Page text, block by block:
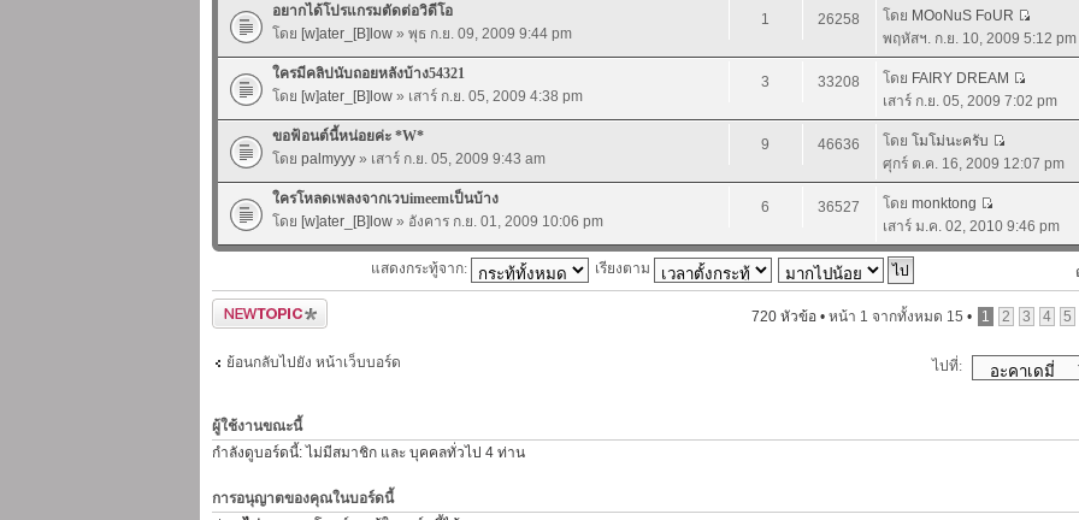
อยากได้โปรแกรมตัดต่อวิดีโอ
โดย [w]ater_[B]low » พุธ ก.ย. 09, 2009 9:44 pm
1 26258 โดย MOoNuS FoUR
พฤหัสฯ. ก.ย. 10, 2009 5:12 pm
ใครมีคลิปนับถอยหลังบ้าง54321
โดย [w]ater_[B]low » เสาร์ ก.ย. 05, 2009 4:38 pm
3 33208 โดย FAIRY DREAM
เสาร์ ก.ย. 05, 2009 7:02 pm
ขอฟ้อนต์นี้หน่อยค่ะ *W*
โดย palmyyy » เสาร์ ก.ย. 05, 2009 9:43 am
9 46636 โดย โมโม่นะครับ
ศุกร์ ต.ค. 16, 2009 12:07 pm
ใครโหลดเพลงจากเวบimeemเป็นบ้าง
โดย [w]ater_[B]low » อังคาร ก.ย. 01, 2009 10:06 pm
6 36527 โดย monktong
เสาร์ ม.ค. 02, 2010 9:46 pm
แสดงกระทู้จาก: เรียงตาม
ตั้งกระทู้ใหม่ 720 หัวข้อ • หน้า 1 จากทั้งหมด 15 • 1 2 3 4 5
ย้อนกลับไปยัง หน้าเว็บบอร์ด ไปที่:
ผู้ใช้งานขณะนี้
กำลังดูบอร์ดนี้: ไม่มีสมาชิก และ บุคคลทั่วไป 4 ท่าน
การอนุญาตของคุณในบอร์ดนี้